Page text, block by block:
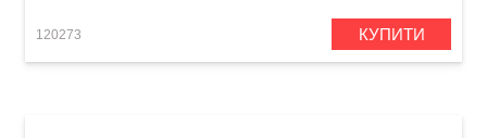
120273 КУПИТИ